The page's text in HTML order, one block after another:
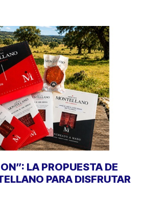
LA PROPUESTA DE
PARA DISFRUTAR